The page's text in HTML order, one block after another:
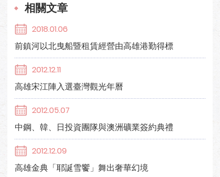
相關文章
2018.01.06
前鎮河以北曳船暨租賃經營由高雄港勤得標
2012.12.11
高雄宋江陣入選臺灣觀光年曆
2012.05.07
中鋼、韓、日投資團隊與澳洲礦業簽約典禮
2012.12.09
高雄金典「耶誕雪饗」舞出奢華幻境